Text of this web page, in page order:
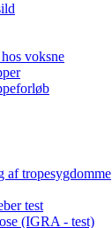
voksne
af tropesygdomme
test
(IGRA - test)